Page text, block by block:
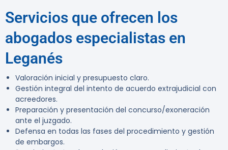
Servicios que ofrecen los
abogados especialistas en
Leganés
Valoración inicial y presupuesto claro.
Gestión integral del intento de acuerdo extrajudicial con
acreedores.
Preparación y presentación del concurso/exoneración
ante el juzgado.
Defensa en todas las fases del procedimiento y gestión
de embargos.